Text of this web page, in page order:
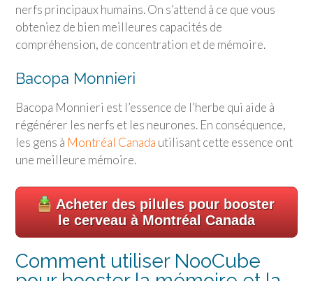
nerfs principaux humains. On s’attend à ce que vous
obteniez de bien meilleures capacités de
compréhension, de concentration et de mémoire.
Bacopa Monnieri
Bacopa Monnieri est l’essence de l’herbe qui aide à
régénérer les nerfs et les neurones. En conséquence,
les gens à Montréal Canada utilisant cette essence ont
une meilleure mémoire.
Acheter des pilules pour booster
le cerveau à Montréal Canada
Comment utiliser NooCube